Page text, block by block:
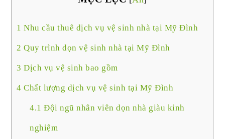
1 Nhu cầu thuê dịch vụ vệ sinh nhà tại Mỹ Đình
2 Quy trình dọn vệ sinh nhà tại Mỹ Đình
3 Dịch vụ vệ sinh bao gồm
4 Chất lượng dịch vụ vệ sinh tại Mỹ Đình
4.1 Đội ngũ nhân viên dọn nhà giàu kinh
nghiệm